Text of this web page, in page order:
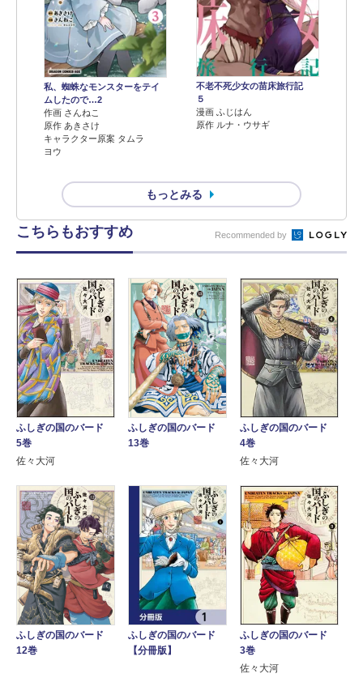
私、蜘蛛なモンスターをテイ
ムしたので…2
作画 さんねこ
原作 あきさけ
キャラクター原案 タムラ
ヨウ
不老不死少女の苗床旅行記
５
漫画 ふじはん
原作 ルナ・ウサギ
もっとみる
こちらもおすすめ Recommended by
ふしぎの国のバード
5巻
佐々大河
ふしぎの国のバード
13巻
ふしぎの国のバード
4巻
佐々大河
ふしぎの国のバード
12巻
ふしぎの国のバード
【分冊版】
ふしぎの国のバード
3巻
佐々大河